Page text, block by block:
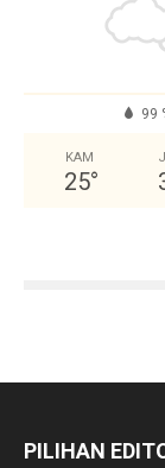
99
KAM
25°
PILIHAN